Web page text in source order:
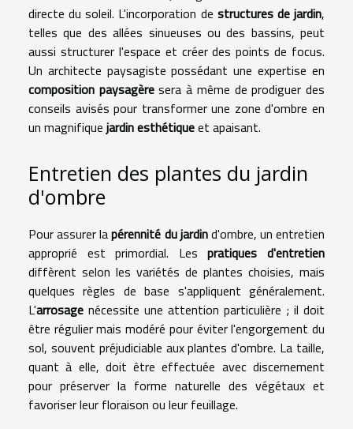
directe du soleil. L'incorporation de structures de jardin,
telles que des allées sinueuses ou des bassins, peut
aussi structurer l'espace et créer des points de focus.
Un architecte paysagiste possédant une expertise en
composition paysagèresera à même de prodiguer des
conseils avisés pour transformer une zone d'ombre en
un magnifique jardin esthétiqueet apaisant.
Entretien des plantes du jardin
d'ombre
Pour assurer lapérennité du jardind'ombre, un entretien
approprié est primordial. Lespratiques d'entretien
diffèrent selon les variétés de plantes choisies, mais
quelques règles de base s'appliquent généralement.
L'arrosage nécessite une attention particulière ; il doit
être régulier mais modéré pour éviter l'engorgement du
sol, souvent préjudiciable aux plantes d'ombre. La taille,
quant à elle, doit être effectuée avec discernement
pour préserver la forme naturelle des végétaux et
favoriser leur floraison ou leur feuillage.